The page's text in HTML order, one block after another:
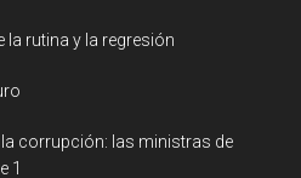
la rutina y la regresión
corrupción: las ministras de
1